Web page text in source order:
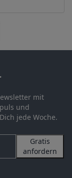
mit
und
jede Woche.
Gratis
anfordern